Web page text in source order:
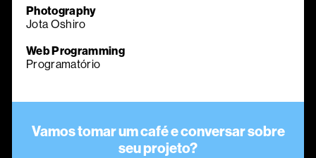
Photography
Jota Oshiro
Web Programming
Programatório
Vamos tomar um café e conversar sobre
seu projeto?